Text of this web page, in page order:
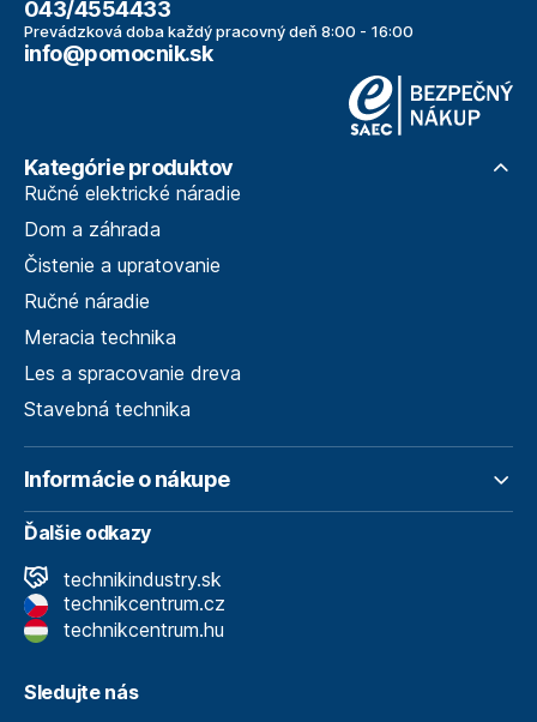
043/4554433
Prevádzková doba každý pracovný deň 8:00 - 16:00
info@pomocnik.sk
Kategórie produktov
Ručné elektrické náradie
Dom a záhrada
Čistenie a upratovanie
Ručné náradie
Meracia technika
Les a spracovanie dreva
Stavebná technika
Informácie o nákupe
Ďalšie odkazy
technikindustry.sk
technikcentrum.cz
technikcentrum.hu
Sledujte nás